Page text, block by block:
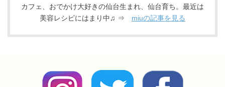
カフェ、おでかけ大好きの仙台生まれ、仙台育ち。最近は
美容レシピにはまり中♫ ⇒ miuの記事を見る